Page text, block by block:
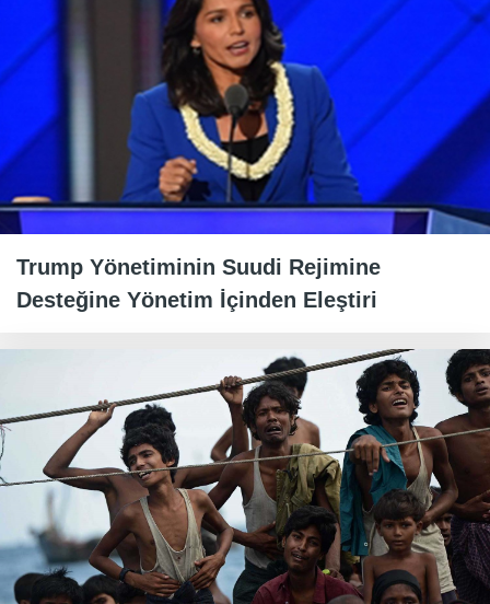
Trump Yönetiminin Suudi Rejimine
Desteğine Yönetim İçinden Eleştiri